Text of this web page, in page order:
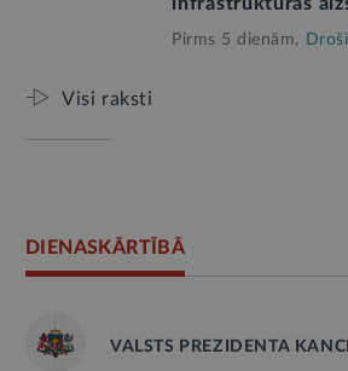
Pirms 5 dienām,
Visi raksti
DIENASKĀRTĪBĀ
VALSTS PREZIDENTA